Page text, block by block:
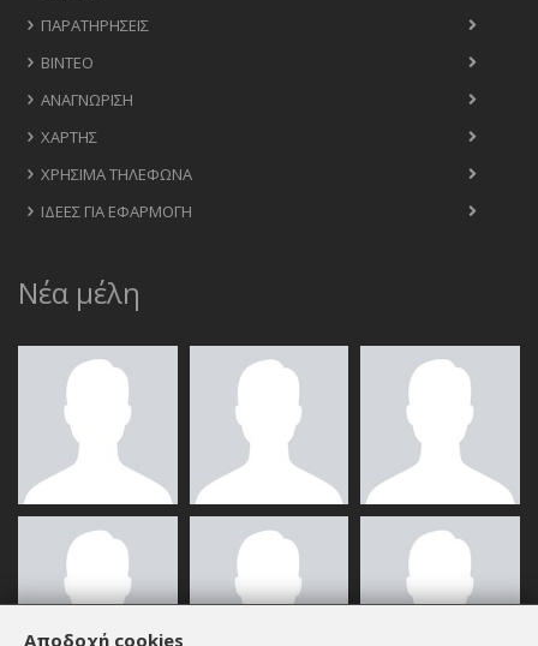
ΠΑΡΑΤΗΡΉΣΕΙΣ
ΒΊΝΤΕΟ
ΑΝΑΓΝΏΡΙΣΗ
ΧΆΡΤΗΣ
ΧΡΉΣΙΜΑ ΤΗΛΈΦΩΝΑ
ΙΔΈΕΣ ΓΙΑ ΕΦΑΡΜΟΓΉ
Νέα μέλη
Αποδοχή cookies